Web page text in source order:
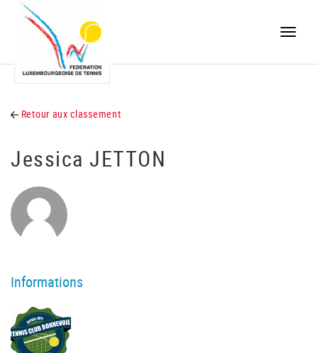
Toggle
Retour aux classement
Jessica JETTON
Informations